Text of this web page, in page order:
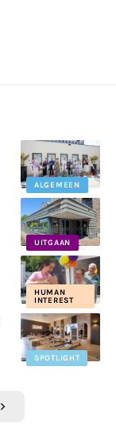
ALGEMEEN
UITGAAN
HUMAN
INTEREST
SPOTLIGHT